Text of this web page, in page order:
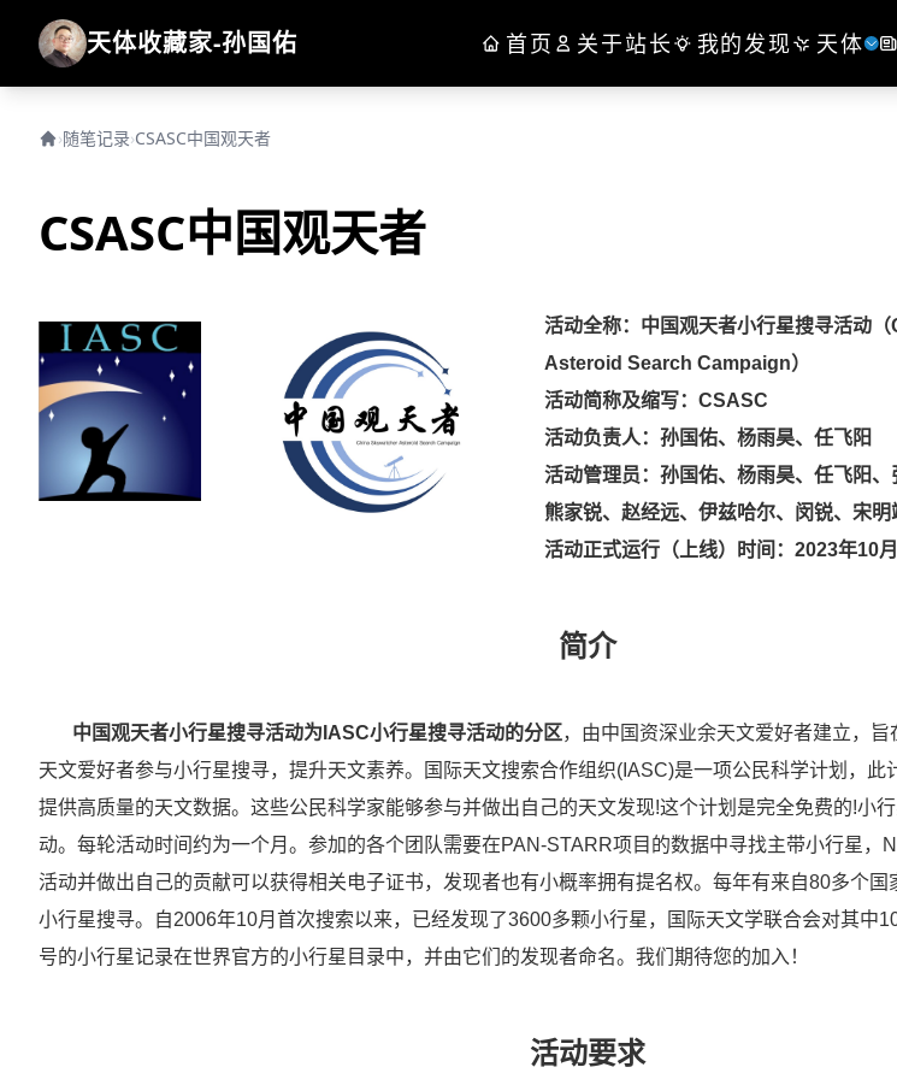
天体收藏家-孙国佑 首页 关于站长 我的发现 天体
›随笔记录›CSASC中国观天者
CSASC中国观天者
活动全称：中国观天者小行星搜寻活动
Asteroid Search Campaign）
活动简称及缩写：CSASC
活动负责人：孙国佑、 杨雨昊、 任飞阳
活动管理员：孙国佑、杨雨昊、任飞阳、
熊家锐、赵经远、伊兹哈尔、闵锐、宋明
活动正式运行（上线）时间：2023年10月
简介
中国观天者小行星搜寻活动为IASC小行星搜寻活动的分区，由中国资深业余天文爱好者建立，
天文爱好者参与小行星搜寻，提升天文素养。
国际天文搜索合作组织(IASC)是一项公民科学计划，此
提供高质量的天文数据。这些公民科学家能够参与并做出自己的天文发现!这个计划是完全免费的!小
动。每轮活动时间约为一个月。参加的各个团队需要在PAN-STARR项目的数据中寻找主带小行星，
活动并做出自己的贡献可以获得相关电子证书，发现者也有小概率拥有提名权。 每年有来自80多个国
小行星搜寻。自2006年10月首次搜索以来，已经发现了3600多颗小行星，国际天文学联合会对其中
号的小行星记录在世界官方的小行星目录中，并由它们的发现者命名。 我们期待您的加入！
活动要求